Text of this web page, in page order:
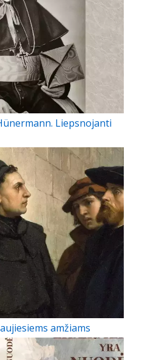
Liepsnojanti
amžiams